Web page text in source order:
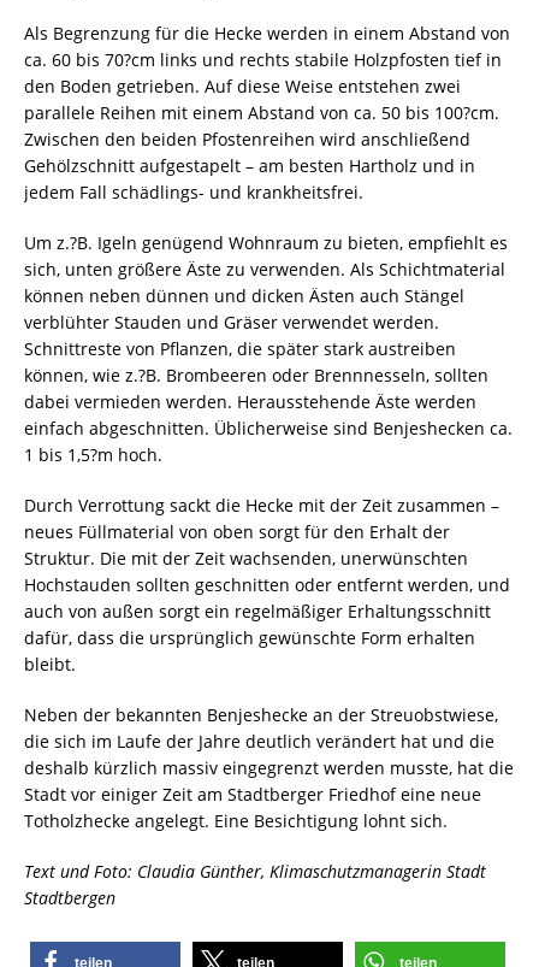
Als Begrenzung für die Hecke werden in einem Abstand von
ca. 60 bis 70?cm links und rechts stabile Holzpfosten tief in
den Boden getrieben. Auf diese Weise entstehen zwei
parallele Reihen mit einem Abstand von ca. 50 bis 100?cm.
Zwischen den beiden Pfostenreihen wird anschließend
Gehölzschnitt aufgestapelt – am besten Hartholz und in
jedem Fall schädlings- und krankheitsfrei.
Um z.?B. Igeln genügend Wohnraum zu bieten, empfiehlt es
sich, unten größere Äste zu verwenden. Als Schichtmaterial
können neben dünnen und dicken Ästen auch Stängel
verblühter Stauden und Gräser verwendet werden.
Schnittreste von Pflanzen, die später stark austreiben
können, wie z.?B. Brombeeren oder Brennnesseln, sollten
dabei vermieden werden. Herausstehende Äste werden
einfach abgeschnitten. Üblicherweise sind Benjeshecken ca.
1 bis 1,5?m hoch.
Durch Verrottung sackt die Hecke mit der Zeit zusammen –
neues Füllmaterial von oben sorgt für den Erhalt der
Struktur. Die mit der Zeit wachsenden, unerwünschten
Hochstauden sollten geschnitten oder entfernt werden, und
auch von außen sorgt ein regelmäßiger Erhaltungsschnitt
dafür, dass die ursprünglich gewünschte Form erhalten
bleibt.
Neben der bekannten Benjeshecke an der Streuobstwiese,
die sich im Laufe der Jahre deutlich verändert hat und die
deshalb kürzlich massiv eingegrenzt werden musste, hat die
Stadt vor einiger Zeit am Stadtberger Friedhof eine neue
Totholzhecke angelegt. Eine Besichtigung lohnt sich.
Text und Foto: Claudia Günther, Klimaschutzmanagerin Stadt
Stadtbergen